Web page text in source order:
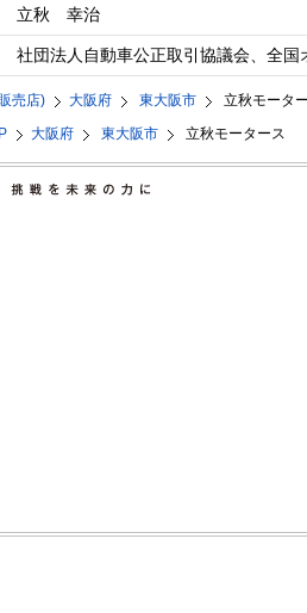
立秋 幸治
社団法人自動車公正取引協議会、全
売店) 大阪府 東大阪市
立秋モータ
大阪府 東大阪市 立秋モータース